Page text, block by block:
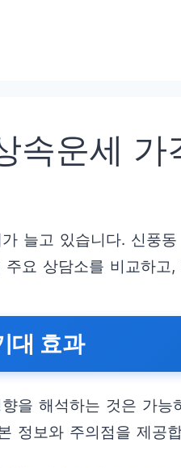
속운세 가
늘고 있습니다. 신풍
요 상담소를 비교하
대 효과
을 해석하는 것은 가
정보와 주의점을 제공